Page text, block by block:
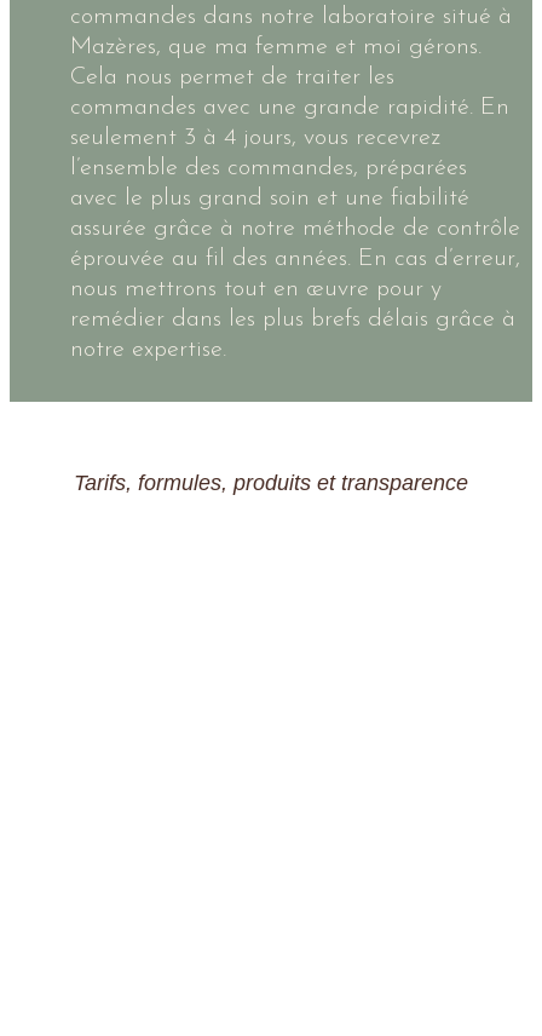
commandes dans notre laboratoire situé à
Mazères, que ma femme et moi gérons.
Cela nous permet de traiter les
commandes avec une grande rapidité. En
seulement 3 à 4 jours, vous recevrez
l’ensemble des commandes, préparées
avec le plus grand soin et une fiabilité
assurée grâce à notre méthode de contrôle
éprouvée au fil des années. En cas d’erreur,
nous mettrons tout en œuvre pour y
remédier dans les plus brefs délais grâce à
notre expertise.
Tarifs, formules, produits et transparence